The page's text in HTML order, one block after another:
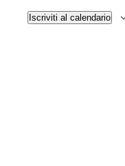
Iscriviti al calendario